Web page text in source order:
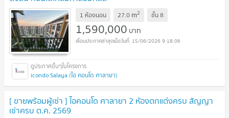
1 ห้องนอน 27.0 m2 ชั้น8
1,590,000 บาท
15/06/2026 9:18:06
icondo Salaya (ไอ คอนโด ศาลายา)
[ ขายพร้อมผู้เช่า ] ไอคอนโด ศาลายา 2 ห้องตกแต่งครบ สัญญา
เช่าครบ ต.ค. 2569